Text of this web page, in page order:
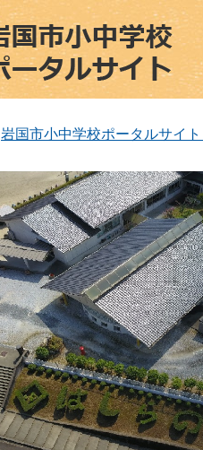
岩国市小中学校ポータルサイ